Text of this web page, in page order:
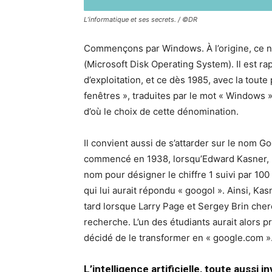
L’informatique et ses secrets. / ©DR
Commençons par Windows. À l’origine, ce
(Microsoft Disk Operating System). Il est
d’exploitation, et ce dès 1985, avec la
fenêtres », traduites par le mot « Windows
d’où le choix de cette dénomination.
Il convient aussi de s’attarder sur le nom
commencé en 1938, lorsqu’Edward
nom pour désigner le chiffre 1 suivi par
qui lui aurait répondu « googol ». Ainsi,
tard lorsque Larry Page et Sergey Brin
recherche. L’un des étudiants aurait alors
décidé de le transformer en « google.com
L’intelligence artificielle, toute aussi